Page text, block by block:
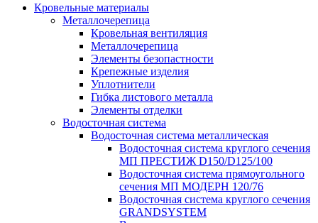
Кровельные материалы
Металлочерепица
Кровельная вентиляция
Металлочерепица
Элементы безопастности
Крепежные изделия
Уплотнители
Гибка листового металла
Элементы отделки
Водосточная система
Водосточная система металлическая
Водосточная система круглого сечения
МП ПРЕСТИЖ D150/D125/100
Водосточная система прямоугольного
сечения МП МОДЕРН 120/76
Водосточная система круглого сечения
GRANDSYSTEM